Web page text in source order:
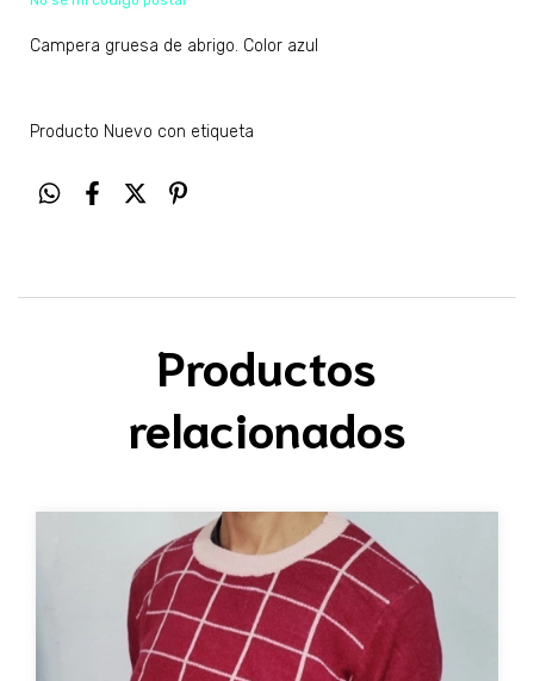
Campera gruesa de abrigo. Color azul
Producto Nuevo con etiqueta
Productos
relacionados